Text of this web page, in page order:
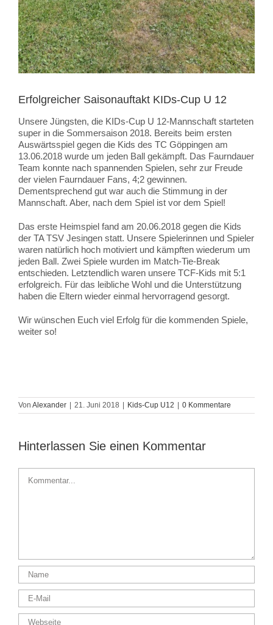
Erfolgreicher Saisonauftakt KIDs-Cup U 12
Unsere Jüngsten, die KIDs-Cup U 12-Mannschaft starteten
super in die Sommersaison 2018. Bereits beim ersten
Auswärtsspiel gegen die Kids des TC Göppingen am
13.06.2018 wurde um jeden Ball gekämpft. Das Faurndauer
Team konnte nach spannenden Spielen, sehr zur Freude
der vielen Faurndauer Fans, 4;2 gewinnen.
Dementsprechend gut war auch die Stimmung in der
Mannschaft. Aber, nach dem Spiel ist vor dem Spiel!
Das erste Heimspiel fand am 20.06.2018 gegen die Kids
der TA TSV Jesingen statt. Unsere Spielerinnen und Spieler
waren natürlich hoch motiviert und kämpften wiederum um
jeden Ball. Zwei Spiele wurden im Match-Tie-Break
entschieden. Letztendlich waren unsere TCF-Kids mit 5:1
erfolgreich. Für das leibliche Wohl und die Unterstützung
haben die Eltern wieder einmal hervorragend gesorgt.
Wir wünschen Euch viel Erfolg für die kommenden Spiele,
weiter so!
Von Alexander 21. Juni 2018 Kids-Cup U12 0 Kommentare
Hinterlassen Sie einen Kommentar